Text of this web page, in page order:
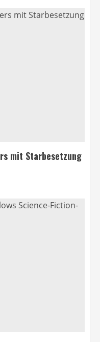
mit Starbesetzung